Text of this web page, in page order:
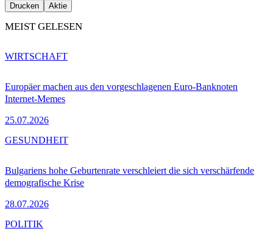
Drucken Aktie
MEIST GELESEN
Europäer machen aus den vorgeschlagenen Euro-Banknoten
Internet-Memes
25.07.2026
WIRTSCHAFT
Bulgariens hohe Geburtenrate verschleiert die sich verschärfende
demografische Krise
28.07.2026
GESUNDHEIT
POLITIK